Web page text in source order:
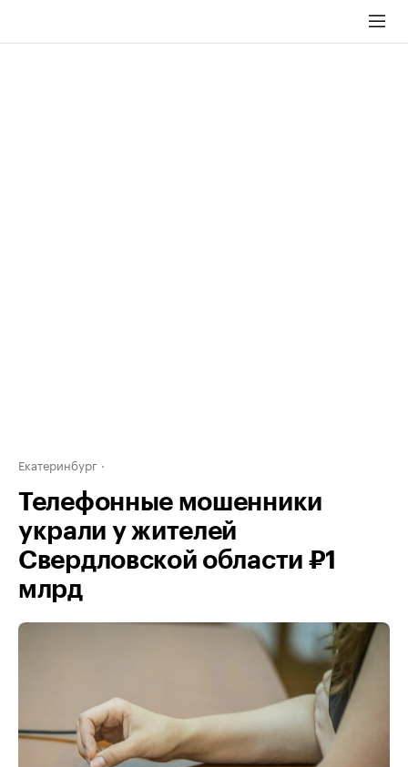
Екатеринбург
Телефонные мошенники
украли у жителей
Свердловской области ₽1
млрд